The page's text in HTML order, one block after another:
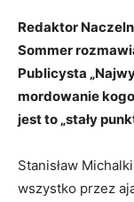
Redaktor
Sommer
Publicysta
mordowanie
jest to „stały
Stanisław
wszystko przez